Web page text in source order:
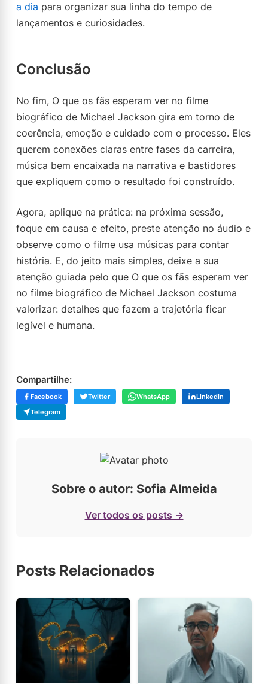
a dia para organizar sua linha do tempo de
lançamentos e curiosidades.
Conclusão
No fim, O que os fãs esperam ver no filme
biográfico de Michael Jackson gira em torno de
coerência, emoção e cuidado com o processo. Eles
querem conexões claras entre fases da carreira,
música bem encaixada na narrativa e bastidores
que expliquem como o resultado foi construído.
Agora, aplique na prática: na próxima sessão,
foque em causa e efeito, preste atenção no áudio e
observe como o filme usa músicas para contar
história. E, do jeito mais simples, deixe a sua
atenção guiada pelo que O que os fãs esperam ver
no filme biográfico de Michael Jackson costuma
valorizar: detalhes que fazem a trajetória ficar
legível e humana.
Compartilhe:
Facebook Twitter WhatsApp
LinkedIn
Telegram
Sobre o autor: Sofia Almeida
Ver todos os posts →
Posts Relacionados